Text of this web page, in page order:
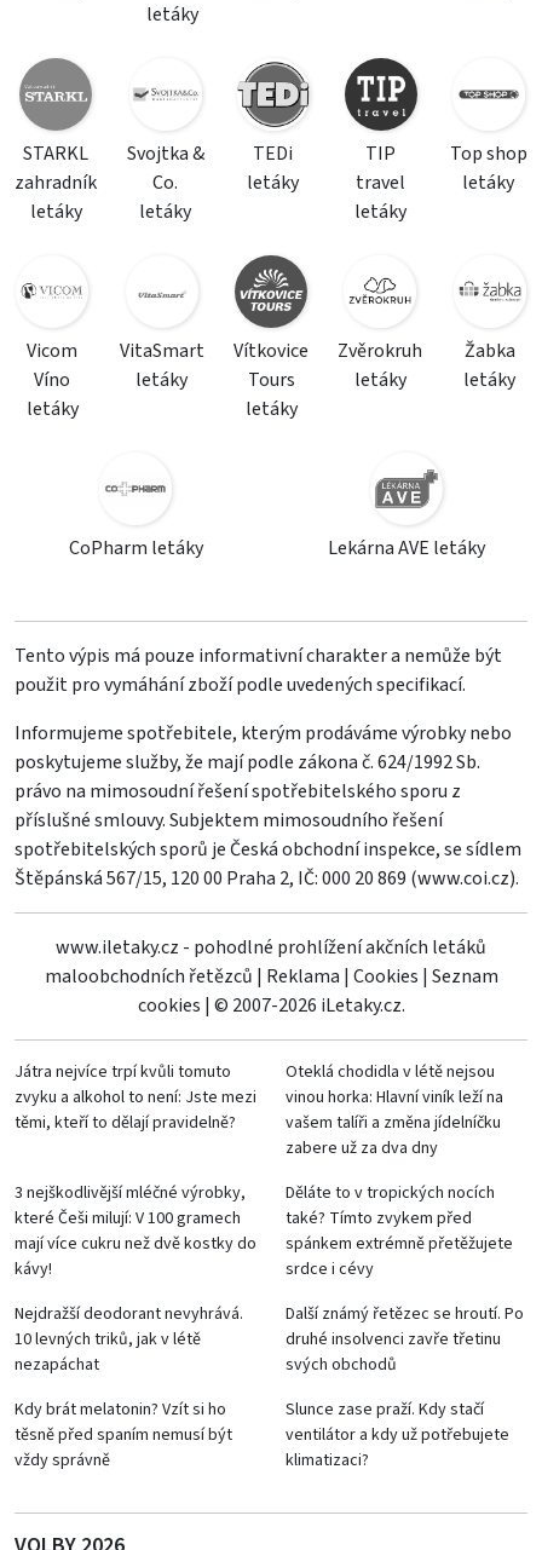
letáky
STARKL
zahradník
letáky
Svojtka &
Co.
letáky
TEDi
letáky
TIP
travel
letáky
Top shop
letáky
Vicom
Víno
letáky
VitaSmart
letáky
Vítkovice
Tours
letáky
Zvěrokruh
letáky
Žabka
letáky
CoPharm letáky Lekárna AVE letáky
Tento výpis má pouze informativní charakter a nemůže být
použit pro vymáhání zboží podle uvedených specifikací.
Informujeme spotřebitele, kterým prodáváme výrobky nebo
poskytujeme služby, že mají podle zákona č. 624/1992 Sb.
právo na mimosoudní řešení spotřebitelského sporu z
příslušné smlouvy. Subjektem mimosoudního řešení
spotřebitelských sporů je Česká obchodní inspekce, se sídlem
Štěpánská 567/15, 120 00 Praha 2, IČ: 000 20 869 (www.coi.cz).
www.iletaky.cz - pohodlné prohlížení akčních letáků
maloobchodních řetězců | Reklama | Cookies | Seznam
cookies | © 2007-2026 iLetaky.cz.
Játra nejvíce trpí kvůli tomuto
zvyku a alkohol to není: Jste mezi
těmi, kteří to dělají pravidelně?
Oteklá chodidla v létě nejsou
vinou horka: Hlavní viník leží na
vašem talíři a změna jídelníčku
zabere už za dva dny
3 nejškodlivější mléčné výrobky,
které Češi milují: V 100 gramech
mají více cukru než dvě kostky do
kávy!
Děláte to v tropických nocích
také? Tímto zvykem před
spánkem extrémně přetěžujete
srdce i cévy
Nejdražší deodorant nevyhrává.
10 levných triků, jak v létě
nezapáchat
Další známý řetězec se hroutí. Po
druhé insolvenci zavře třetinu
svých obchodů
Kdy brát melatonin? Vzít si ho
těsně před spaním nemusí být
vždy správně
Slunce zase praží. Kdy stačí
ventilátor a kdy už potřebujete
klimatizaci?